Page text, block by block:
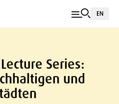
EN
Series:
und